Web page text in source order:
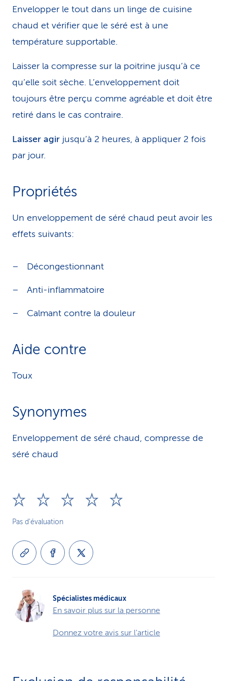
Envelopper le tout dans un linge de cuisine
chaud et vérifier que le séré est à une
température supportable.
Laisser la compresse sur la poitrine jusqu’à ce
qu’elle soit sèche. L’enveloppement doit
toujours être perçu comme agréable et doit être
retiré dans le cas contraire.
Laisser agir jusqu’à 2 heures, à appliquer 2 fois
par jour.
Propriétés
Un enveloppement de séré chaud peut avoir les
effets suivants:
Décongestionnant
Anti-inflammatoire
Calmant contre la douleur
Aide contre
Toux
Synonymes
Enveloppement de séré chaud, compresse de
séré chaud
Pas d'évaluation
Spécialistes médicaux
En savoir plus sur la personne
Donnez votre avis sur l'article